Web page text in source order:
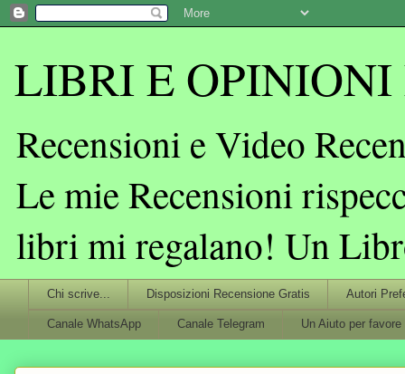
LIBRI E OPINIONI
Recensioni e Video
Le mie Recensioni
libri mi regalano! Un
Chi scrive... Disposizioni Recensione Gratis Autori
Canale WhatsApp Canale Telegram Un Aiuto per favore